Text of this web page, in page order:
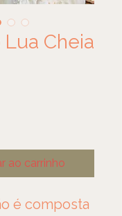
Cheia
ao carrinho
é composta